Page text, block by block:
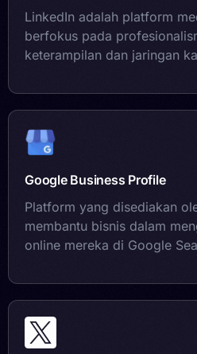
LinkedIn adalah platform
berfokus pada
keterampilan dan jaringan
Google Business Profile
Platform yang disediakan
membantu bisnis dalam
online mereka di Google